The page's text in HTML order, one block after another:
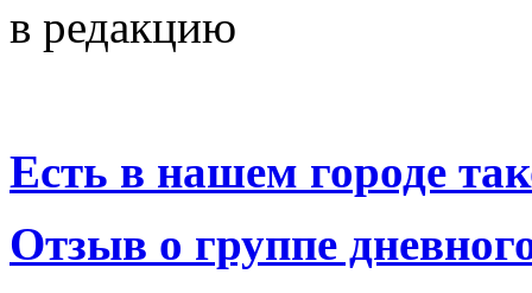
в редакцию
Есть в нашем городе
Отзыв о группе